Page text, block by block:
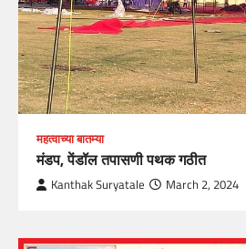
महत्वाच्या बातम्या
मंडप, पेंडॉल तपासणी पथक गठीत
Kanthak Suryatale March 2, 2024